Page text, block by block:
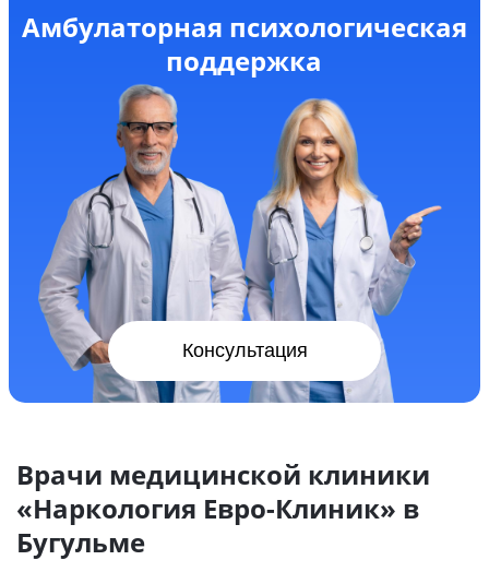
Амбулаторная психологическая
поддержка
Консультация
Врачи медицинской клиники
«Наркология Евро-Клиник» в
Бугульме